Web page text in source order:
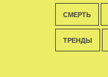
СМЕРТЬ
ТРЕНДЫ